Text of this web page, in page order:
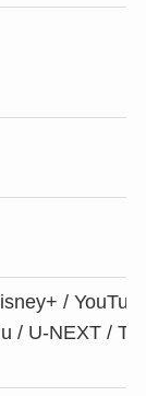
/ YouTub
/ U-NEXT / TV